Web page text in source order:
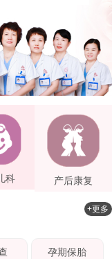
科 产后康复
+更多
孕期保胎